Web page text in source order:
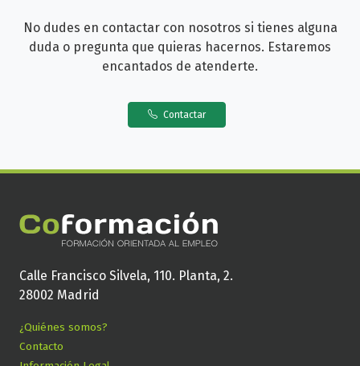
No dudes en contactar con nosotros si tienes alguna
duda o pregunta que quieras hacernos. Estaremos
encantados de atenderte.
Contactar
Calle Francisco Silvela, 110. Planta, 2.
28002 Madrid
¿Quiénes somos?
Contacto